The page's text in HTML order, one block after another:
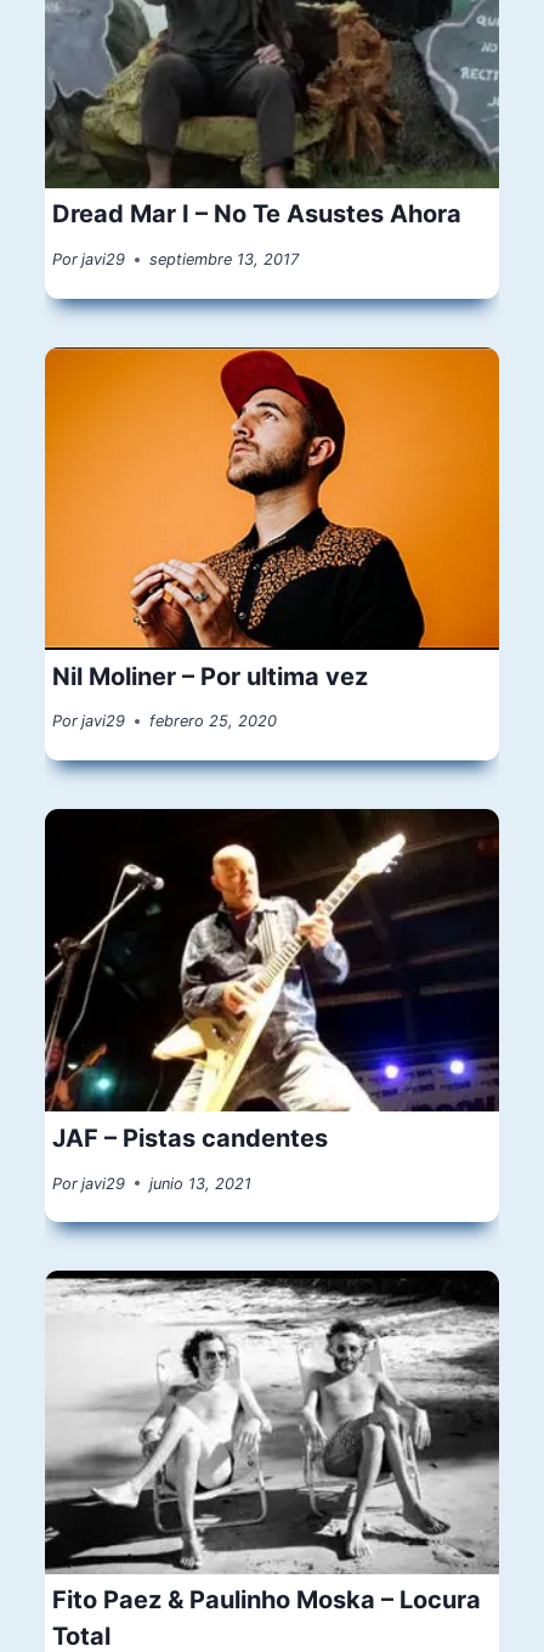
Dread Mar I – No Te Asustes Ahora
Por javi29 septiembre 13, 2017
Nil Moliner – Por ultima vez
Por javi29 febrero 25, 2020
JAF – Pistas candentes
Por javi29 junio 13, 2021
Fito Paez & Paulinho Moska – Locura
Total